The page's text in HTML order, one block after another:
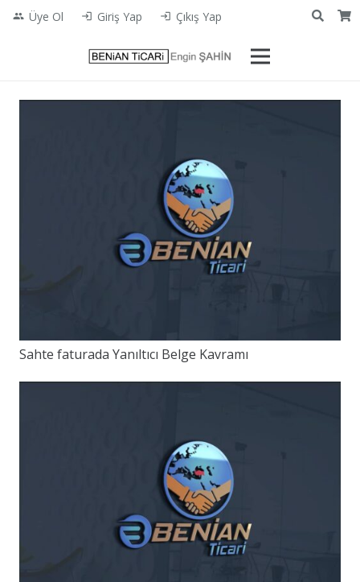
people Üye Ol login Giriş Yap login Çıkış Yap
Sahte faturada Yanıltıcı Belge Kavramı